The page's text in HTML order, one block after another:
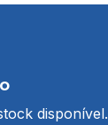
disponível.